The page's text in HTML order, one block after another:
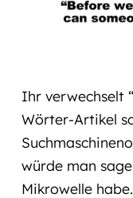
Ihr verwechselt
Wörter-Artikel
würde man
Mikrowelle